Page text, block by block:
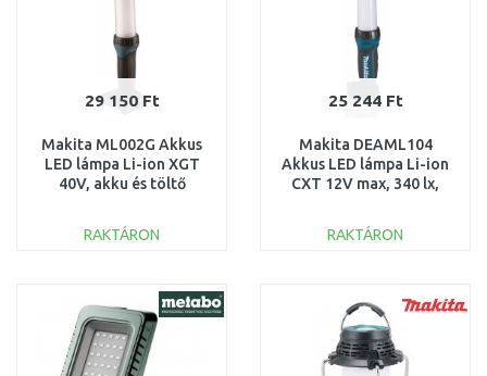
29 150 Ft
Makita ML002G Akkus
LED lámpa Li-ion XGT
40V, akku és töltő
RAKTÁRON
Összehasonlítás
25 244 Ft
Makita DEAML104
Akkus LED lámpa Li-ion
CXT 12V max, 340 lx,
RAKTÁRON
Összehasonlítás